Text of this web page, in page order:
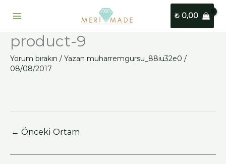
₺ 0,00
product-9
Yorum bırakın / Yazan muharremgursu_88iu32e0 /
08/08/2017
← Önceki Ortam